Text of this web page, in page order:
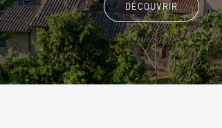
DÉCOUVRIR